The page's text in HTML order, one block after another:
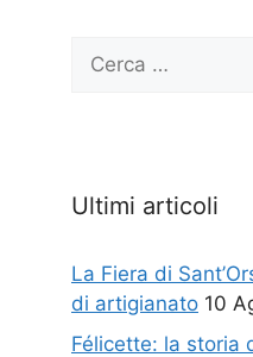
Ricerca
Ultimi articoli
La Fiera di
di artigianato 10
Félicette: la storia